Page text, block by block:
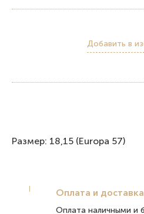
Добавить в
Размер: 18,15 (Europa 57)
Оплата и доставка
Оплата наличными и